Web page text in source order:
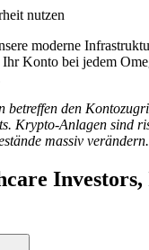
nutzen
moderne
Konto bei jedem
betreffen den
Krypto-Anlagen sind
massiv verändern.